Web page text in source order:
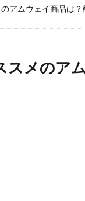
アムウェイ商品は
スメのア